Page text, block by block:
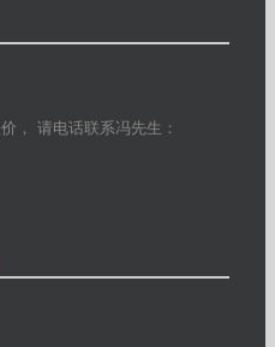
， 请电话联系冯先生：